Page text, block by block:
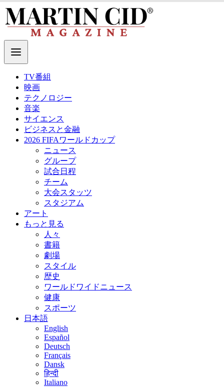
TV番組
映画
テクノロジー
音楽
サイエンス
ビジネスと金融
2026 FIFAワールドカップ
ニュース
グループ
試合日程
チーム
大会スタッツ
スタジアム
アート
もっと見る
人々
書籍
劇場
スタイル
歴史
ワールドワイドニュース
健康
スポーツ
日本語
English
Español
Deutsch
Français
Dansk
हिन्दी
Italiano